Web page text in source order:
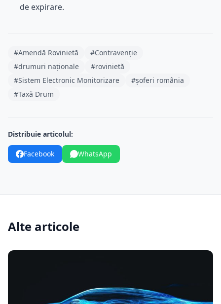
de expirare.
#Amendă Rovinietă
#Contravenție
#drumuri naționale
#rovinietă
#Sistem Electronic Monitorizare
#șoferi românia
#Taxă Drum
Distribuie articolul:
Facebook WhatsApp
Alte articole